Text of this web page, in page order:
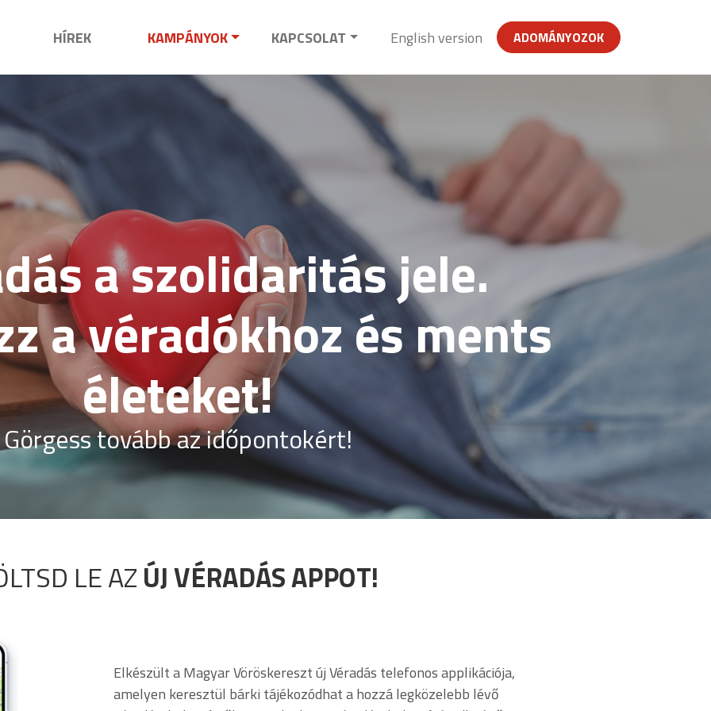
HÍREK KAMPÁNYOK KAPCSOLAT English version ADOMÁNYOZOK
a szolidaritás jele.
a véradókhoz és ments
életeket!
Görgess tovább az időpontokért!
LE AZÚJ VÉRADÁS APPOT!
Elkészült a Magyar Vöröskereszt új Véradás telefonos applikációja,
amelyen keresztül bárki tájékozódhat a hozzá legközelebb lévő